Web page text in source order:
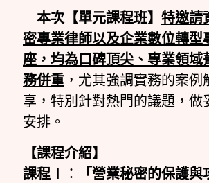
本次【單元課程班】 特邀請
密專業律師以及企業數位轉型
座，均為口碑頂尖、專業領域
務併重 ，尤其強調實務的案
享，特別針對熱門的議題，做
安排。
【課程介紹】
課程Ⅰ
：
「營業秘密的保護